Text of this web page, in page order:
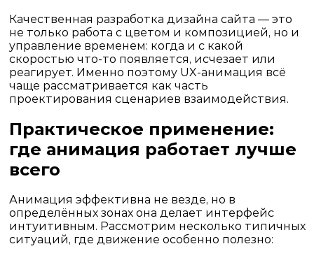
Качественная разработка дизайна сайта — это
не только работа с цветом и композицией, но и
управление временем: когда и с какой
скоростью что-то появляется, исчезает или
реагирует. Именно поэтому UX-анимация всё
чаще рассматривается как часть
проектирования сценариев взаимодействия.
Практическое применение:
где анимация работает лучше
всего
Анимация эффективна не везде, но в
определённых зонах она делает интерфейс
интуитивным. Рассмотрим несколько типичных
ситуаций, где движение особенно полезно: